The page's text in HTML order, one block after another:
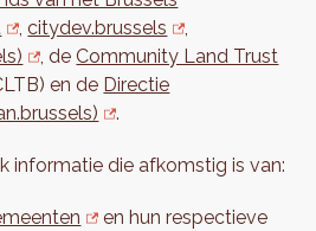
,citydev.brussels
,
, deCommunity Land Trust
en de Directie
.
informatie die afkomstig is van:
en hun respectieve